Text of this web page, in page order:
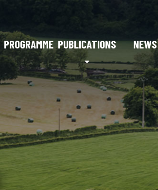
PROGRAMME PUBLICATIONS NEWS